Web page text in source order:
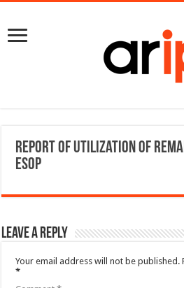
Report of utilization of
ESOP
Leave a Reply
Your email address will not be published.
*